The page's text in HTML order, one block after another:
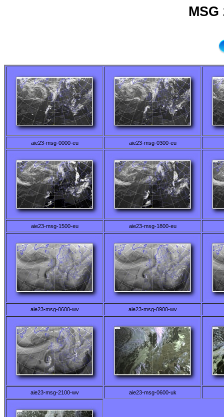
MSG
aie23-msg-0000-eu aie23-msg-0300-eu
aie23-msg-1500-eu aie23-msg-1800-eu
aie23-msg-0600-wv aie23-msg-0900-wv
aie23-msg-2100-wv aie23-msg-0600-uk